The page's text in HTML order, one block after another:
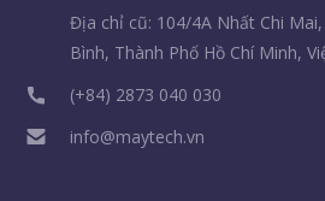
Địa chỉ cũ: 104/4A Nhất Chi
Bình, Thành Phố Hồ Chí Minh,
(+84) 2873 040 030
info@maytech.vn